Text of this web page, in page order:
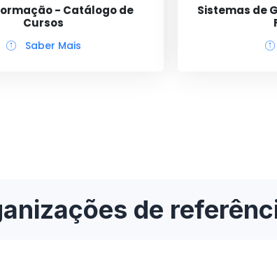
- Catálogo de
Cursos
Saber Mais
Sistemas de
de